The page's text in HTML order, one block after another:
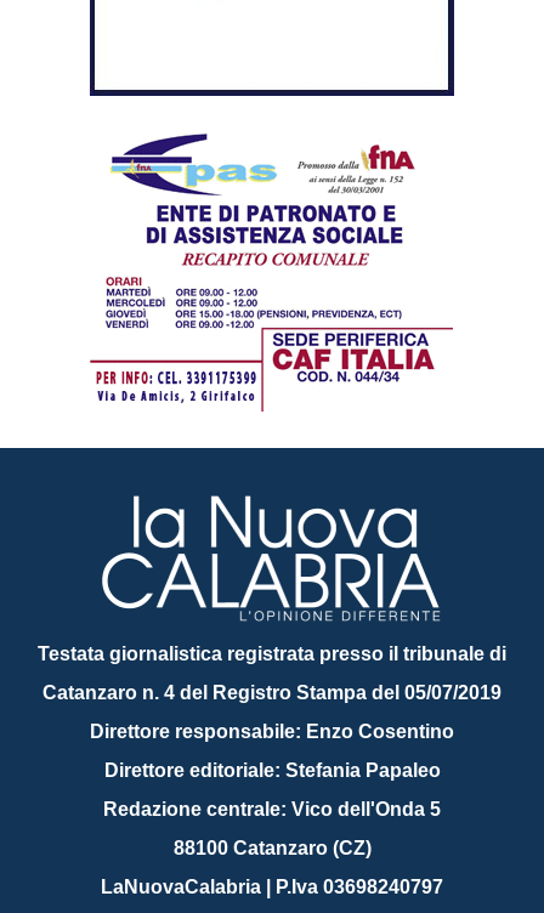
Testata giornalistica registrata presso il tribunale di
Catanzaro n. 4 del Registro Stampa del 05/07/2019
Direttore responsabile: Enzo Cosentino
Direttore editoriale: Stefania Papaleo
Redazione centrale: Vico dell'Onda 5
88100 Catanzaro (CZ)
LaNuovaCalabria | P.Iva 03698240797